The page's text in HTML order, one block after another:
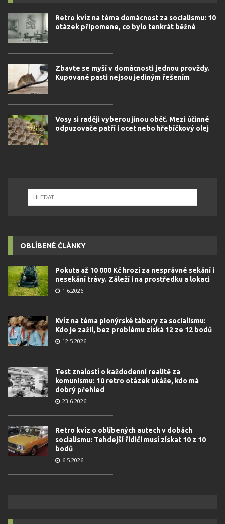
Retro kvíz na téma domácnost za socialismu: 10
otázek připomene, co bylo tenkrát běžné
Zbavte se myší v domácnosti jednou provždy.
Kupované pasti nejsou jediným řešením
Vosy si raději vyberou jinou oběť. Mezi účinné
odpuzovače patří i ocet nebo hřebíčkový olej
OBLÍBENÉ ČLÁNKY
Pokuta až 10 000 Kč hrozí za nesprávné sekání i
nesekání trávy. Záleží i na prostředku a lokaci
1.6.2026
Kvíz na téma pionýrské tábory za socialismu:
Kdo je zažil, bez problému získá 12 ze 12 bodů
12.5.2026
Test znalostí o každodenní realitě za
komunismu: 10 retro otázek ukáže, kdo má
dobrý přehled
23.6.2026
Retro kvíz o oblíbených autech v dobách
socialismu: Tehdejší řidiči musí získat 10 z 10
bodů
6.5.2026